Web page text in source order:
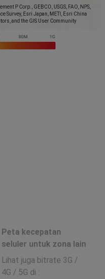
P Corp., GEBCO, USGS, FAO, NPS,
Survey, Esri Japan, METI, Esri China
and the GIS User Community
Peta kecepatan
seluler untuk zona lain
Lihat juga bitrate 3G /
4G / 5G di :